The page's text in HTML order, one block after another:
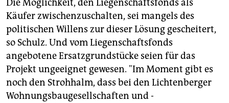
Die Möglichkeit, den Liegenschaftsfonds als
Käufer zwischenzuschalten, sei mangels des
politischen Willens zur dieser Lösung gescheitert,
so Schulz. Und vom Liegenschaftsfonds
angebotene Ersatzgrundstücke seien für das
Projekt ungeeignet gewesen. "Im Moment gibt es
noch den Strohhalm, dass bei den Lichtenberger
Wohnungsbaugesellschaften und -